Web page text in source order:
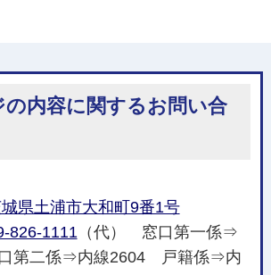
の内容に関するお問い合
県土浦市大和町9番1号
826-1111 （代） 窓口第一係⇒
第二係⇒内線2604 戸籍係⇒内